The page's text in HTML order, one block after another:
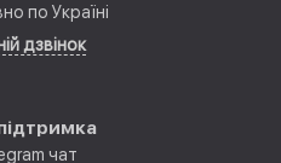
по Україні
дзвінок
чат